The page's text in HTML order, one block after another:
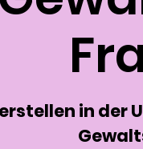
in der